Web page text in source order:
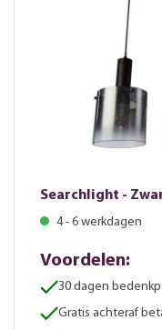
Searchlight -
4 - 6 werkdagen
Voordelen:
30 dagen
Gratis achteraf